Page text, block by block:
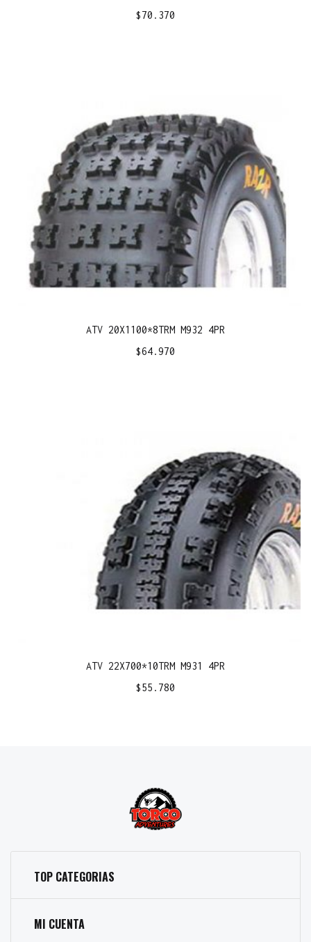
$70.370
ATV 20X1100*8TRM M932 4PR
$64.970
ATV 22X700*10TRM M931 4PR
$55.780
TOP CATEGORIAS
MI CUENTA